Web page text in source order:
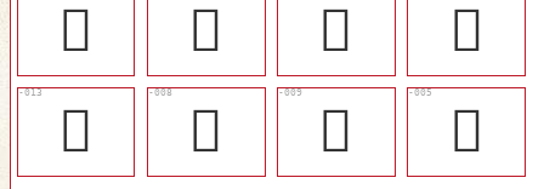
󱰉
𠆌 󱰇
󱯿
󱰅
󱰀 󱰁
󱯽